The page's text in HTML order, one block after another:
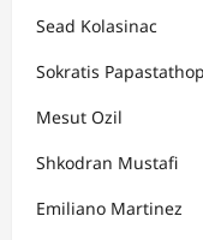
Sead Kolasinac
Sokratis
Mesut Ozil
Shkodran Mustafi
Emiliano Martinez